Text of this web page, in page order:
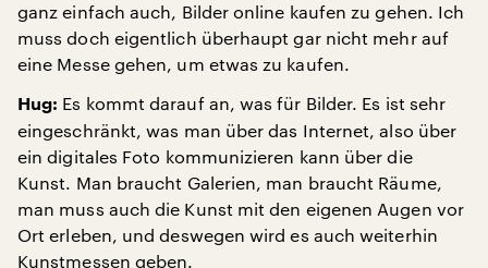
ganz einfach auch, Bilder online kaufen zu gehen. Ich
muss doch eigentlich überhaupt gar nicht mehr auf
eine Messe gehen, um etwas zu kaufen.
Hug: Es kommt darauf an, was für Bilder. Es ist sehr
eingeschränkt, was man über das Internet, also über
ein digitales Foto kommunizieren kann über die
Kunst. Man braucht Galerien, man braucht Räume,
man muss auch die Kunst mit den eigenen Augen vor
Ort erleben, und deswegen wird es auch weiterhin
Kunstmessen geben.